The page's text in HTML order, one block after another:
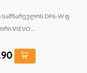
სამზარეულოს DP6-W ფ
VIEVO...